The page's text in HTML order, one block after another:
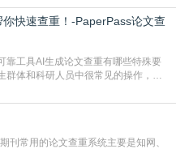
海量公开学术文献、网络内容，生成
容易和已发布的作品撞重复，甚至会
快速查重！-PaperPass论文查
靠工具AI生成论文查重有哪些特殊要
体和科研人员中很常见的操作，不
复风险——训练AI的数据集本身就包
输出内容时很容易无意识拼接出重